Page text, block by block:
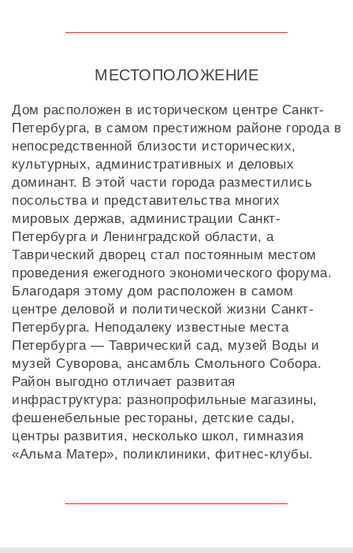
МЕСТОПОЛОЖЕНИЕ
Дом расположен в историческом центре Санкт-
Петербурга, в самом престижном районе города в
непосредственной близости исторических,
культурных, административных и деловых
доминант. В этой части города разместились
посольства и представительства многих
мировых держав, администрации Санкт-
Петербурга и Ленинградской области, а
Таврический дворец стал постоянным местом
проведения ежегодного экономического форума.
Благодаря этому дом расположен в самом
центре деловой и политической жизни Санкт-
Петербурга. Неподалеку известные места
Петербурга — Таврический сад, музей Воды и
музей Суворова, ансамбль Смольного Собора.
Район выгодно отличает развитая
инфраструктура: разнопрофильные магазины,
фешенебельные рестораны, детские сады,
центры развития, несколько школ, гимназия
«Альма Матер», поликлиники, фитнес-клубы.